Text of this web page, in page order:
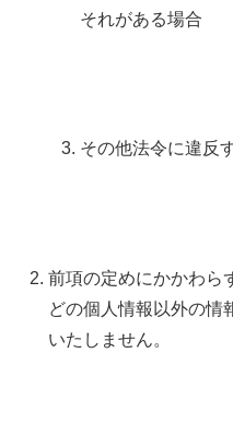
それがある場合
その他法令に違反
前項の定めにかかわら
どの個人情報以外の情
いたしません。